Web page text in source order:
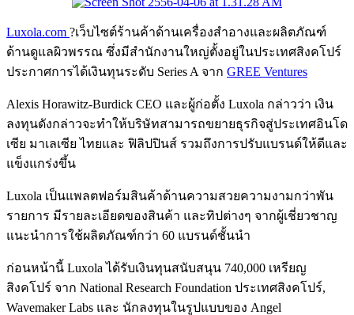
Luxola.com ?เว็บไซต์ร้านค้าด้านเครื่องสำอางและผลิตภัณฑ์
ด้านดูแลผิวพรรณ ซึ่งมีสำนักงานใหญ่ตั้งอยู่ในประเทศสิงคโปร์
ประกาศการได้เงินทุนระดับ Series A จาก GREE Ventures
Alexis Horawitz-Burdick CEO และผู้ก่อตั้ง Luxola กล่าวว่า เงิน
ลงทุนดังกล่าวจะทำให้บริษัทสามารถขยายธุรกิจสู่ประเทศอินโด
เซีย มาเลเซีย ไทยและ ฟิลิปปินส์ รวมถึงการปรับแบรนด์ให้ดีและ
แข็งแกร่งขึ้น
Luxola เป็นแพลตฟอร์มสินค้าด้านความสวยความงามกว่าพัน
รายการ มีรายละเอียดของสินค้า และทิปต่างๆ จากผู้เชี่ยวชาญ
แนะนำการใช้ผลิตภัณฑ์กว่า 60 แบรนด์ชั้นนำ
ก่อนหน้านี้ Luxola ได้รับเงินทุนสนับสนุน 740,000 เหรียญ
สิงคโปร์ จาก National Research Foundation ประเทศสิงคโปร์,
Wavemaker Labs และ นักลงทุนในรูปแบบของ Angel